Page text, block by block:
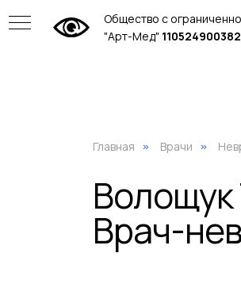
Общество с
"Арт-Мед"
Главная » Врачи »
Волощук
Врач-